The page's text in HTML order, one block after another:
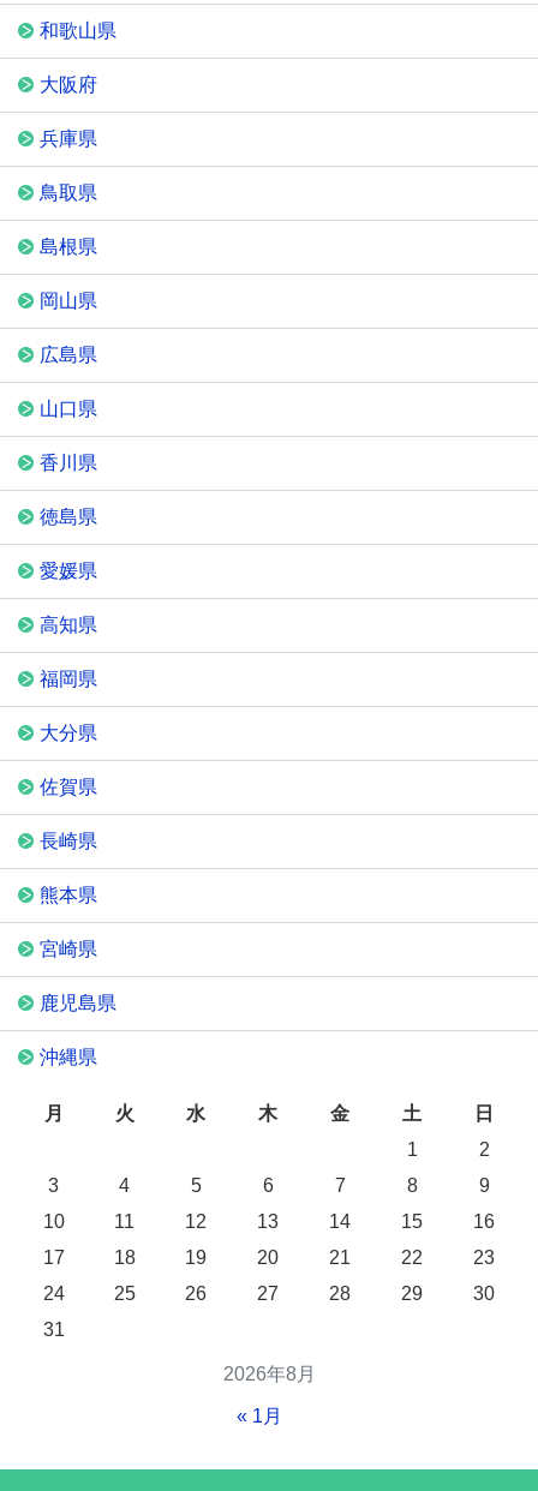
和歌山県
大阪府
兵庫県
鳥取県
島根県
岡山県
広島県
山口県
香川県
徳島県
愛媛県
高知県
福岡県
大分県
佐賀県
長崎県
熊本県
宮崎県
鹿児島県
沖縄県
2026年8月
月 火 水 木 金 土
日
1
2
3
4 5 6 7 8
9
10
11 12 13 14 15
16
17
18 19 20 21 22
23
24
25 26 27 28 29
30
31
« 1月